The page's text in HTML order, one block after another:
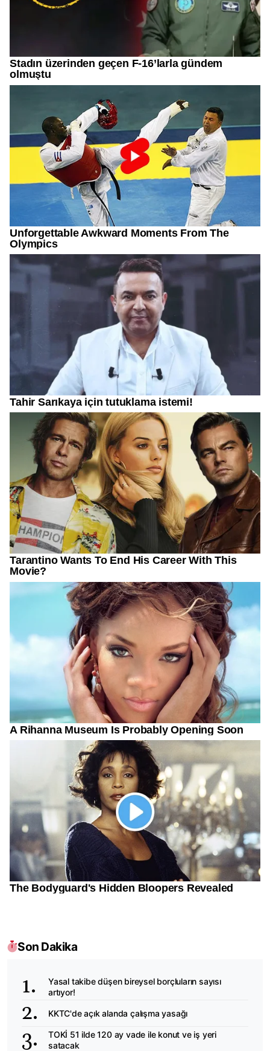
Son Dakika
Yasal takibe düşen bireysel borçluların sayısı
artıyor!
KKTC'de açık alanda çalışma yasağı
TOKİ 51 ilde 120 ay vade ile konut ve iş yeri
satacak